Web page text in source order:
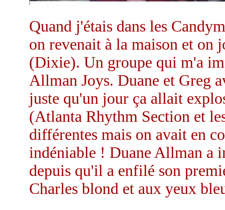
Quand j'étais dans les
on revenait à la maison et on
(Dixie). Un groupe qui m'a
Allman Joys. Duane et Greg
juste qu'un jour ça allait
(Atlanta Rhythm Section et
différentes mais on avait en
indéniable ! Duane Allman a
depuis qu'il a enfilé son
Charles blond et aux yeux